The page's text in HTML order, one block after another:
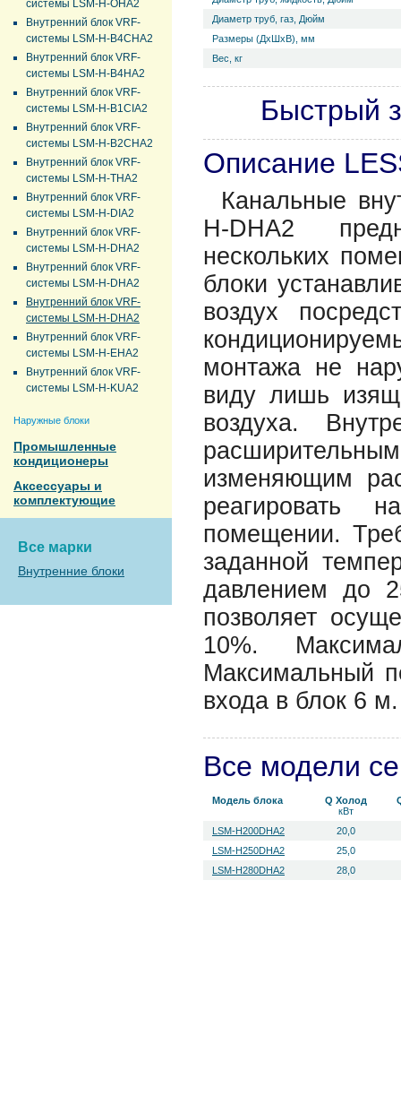
системы LSM-H-OHA2
Внутренний блок VRF-
системы LSM-H-B4CHA2
Внутренний блок VRF-
системы LSM-H-B4HA2
Внутренний блок VRF-
системы LSM-H-B1CIA2
Внутренний блок VRF-
системы LSM-H-B2CHA2
Внутренний блок VRF-
системы LSM-H-THA2
Внутренний блок VRF-
системы LSM-H-DIA2
Внутренний блок VRF-
системы LSM-H-DHA2
Внутренний блок VRF-
системы LSM-H-DHA2
Внутренний блок VRF-
системы LSM-H-DHA2
Внутренний блок VRF-
системы LSM-H-EHA2
Внутренний блок VRF-
системы LSM-H-KUA2
Наружные блоки
Промышленные
кондиционеры
Аксессуары и
комплектующие
Все марки
Внутренние блоки
Диаметр труб, газ, Дюйм
Размеры (ДхШхВ), мм
Вес, кг
Быстрый
Описание
Канальные
H-DHA2
нескольких
блоки
воздух
монтажа не
виду лишь
воздуха.
изменяющим
реагировать
помещении.
заданной
давлением до
позволяет
10%.
Максимальный
входа в блок 6 м.
Все модели
Модель блока
Q Холод
кВт
LSM-H200DHA2
20,0
LSM-H250DHA2
25,0
LSM-H280DHA2
28,0